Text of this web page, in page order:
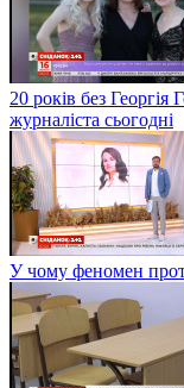
20 років без
журналіста сьогодні
У чому феномен